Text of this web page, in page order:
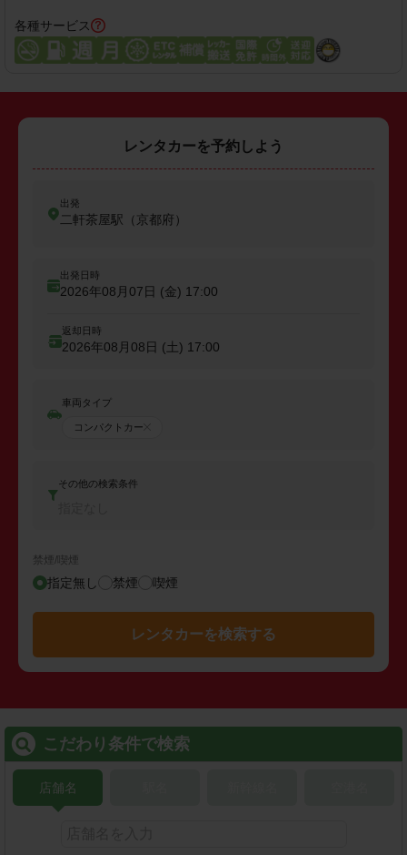
各種サービス
レンタカーを予約しよう
出発
二軒茶屋駅（京都府）
出発日時
2026年08月07日 (金) 17:00
返却日時
2026年08月08日 (土) 17:00
車両タイプ
コンパクトカー
その他の検索条件
禁煙/喫煙
指定無し 禁煙 喫煙
レンタカーを検索する
こだわり条件で検索
店舗名